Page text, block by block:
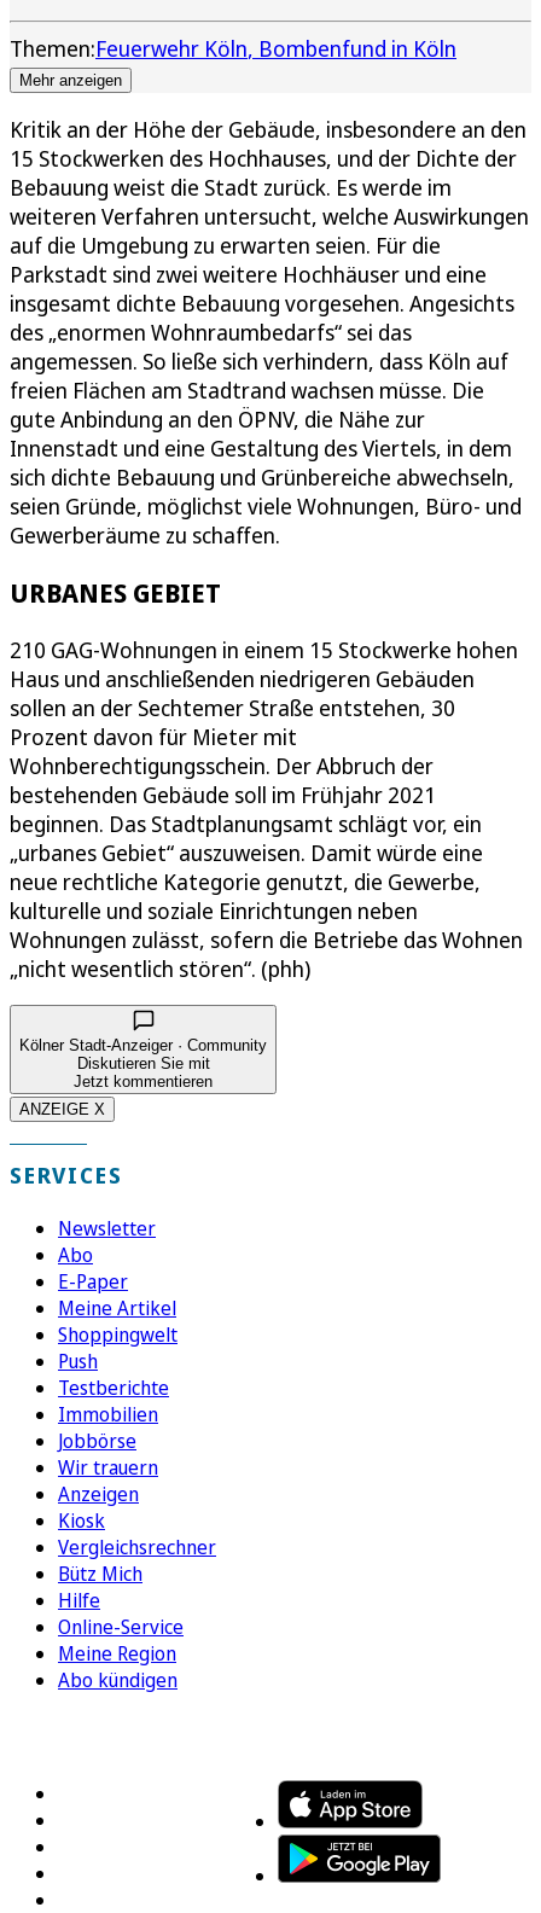
Themen:Feuerwehr Köln Bombenfund in Köln
Mehr anzeigen
Kritik an der Höhe der Gebäude, insbesondere an den
15 Stockwerken des Hochhauses, und der Dichte der
Bebauung weist die Stadt zurück. Es werde im
weiteren Verfahren untersucht, welche Auswirkungen
auf die Umgebung zu erwarten seien. Für die
Parkstadt sind zwei weitere Hochhäuser und eine
insgesamt dichte Bebauung vorgesehen. Angesichts
des „enormen Wohnraumbedarfs“ sei das
angemessen. So ließe sich verhindern, dass Köln auf
freien Flächen am Stadtrand wachsen müsse. Die
gute Anbindung an den ÖPNV, die Nähe zur
Innenstadt und eine Gestaltung des Viertels, in dem
sich dichte Bebauung und Grünbereiche abwechseln,
seien Gründe, möglichst viele Wohnungen, Büro- und
Gewerberäume zu schaffen.
URBANES GEBIET
210 GAG-Wohnungen in einem 15 Stockwerke hohen
Haus und anschließenden niedrigeren Gebäuden
sollen an der Sechtemer Straße entstehen, 30
Prozent davon für Mieter mit
Wohnberechtigungsschein. Der Abbruch der
bestehenden Gebäude soll im Frühjahr 2021
beginnen. Das Stadtplanungsamt schlägt vor, ein
„urbanes Gebiet“ auszuweisen. Damit würde eine
neue rechtliche Kategorie genutzt, die Gewerbe,
kulturelle und soziale Einrichtungen neben
Wohnungen zulässt, sofern die Betriebe das Wohnen
„nicht wesentlich stören“. (phh)
Kölner Stadt-Anzeiger · Community
Diskutieren Sie mit
Jetzt kommentieren
ANZEIGE X
SERVICES
Newsletter
Abo
E-Paper
Meine Artikel
Shoppingwelt
Push
Testberichte
Immobilien
Jobbörse
Wir trauern
Anzeigen
Kiosk
Vergleichsrechner
Bütz Mich
Hilfe
Online-Service
Meine Region
Abo kündigen